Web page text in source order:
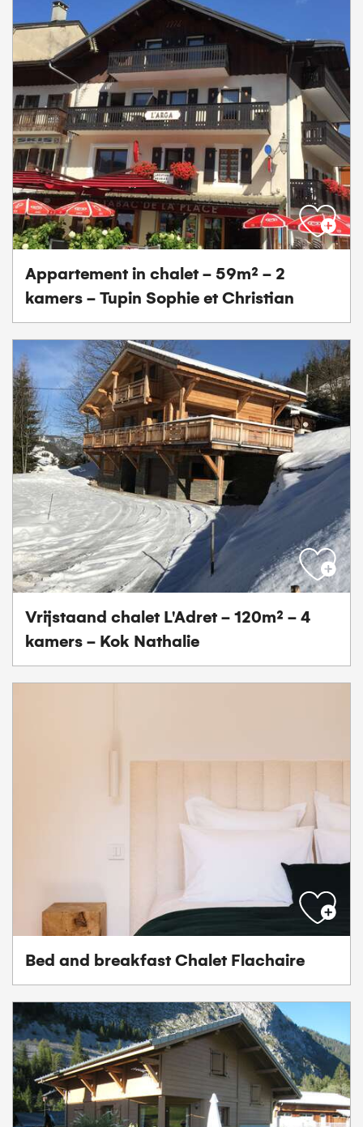
Appartement in chalet - 59m² - 2
kamers - Tupin Sophie et Christian
Vrijstaand chalet L'Adret - 120m² - 4
kamers - Kok Nathalie
Bed and breakfast Chalet Flachaire